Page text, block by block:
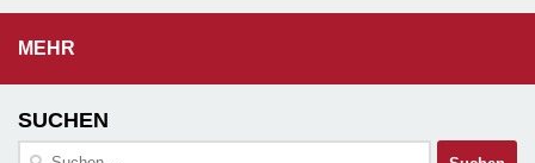
MEHR
SUCHEN
Suchen